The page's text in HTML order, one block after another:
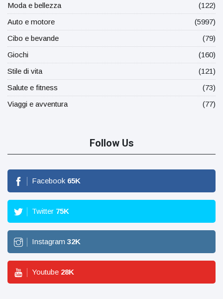
Moda e bellezza
(122)
Auto e motore
(5997)
Cibo e bevande
(79)
Giochi
(160)
Stile di vita
(121)
Salute e fitness
(73)
Viaggi e avventura
(77)
Follow Us
Facebook 65K
Twitter 75K
Instagram 32K
Youtube 28K